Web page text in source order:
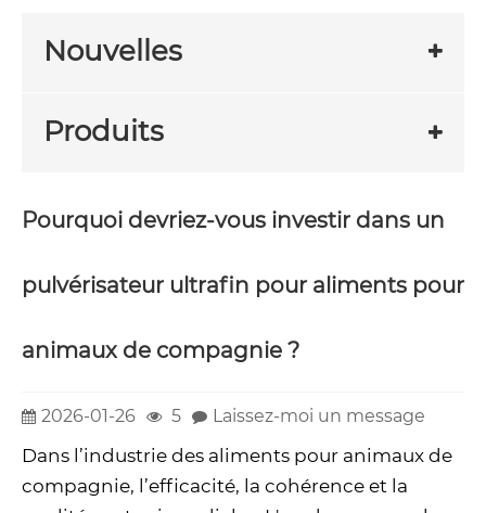
Nouvelles
Produits
Pourquoi devriez-vous investir dans un
pulvérisateur ultrafin pour aliments pour
animaux de compagnie ?
2026-01-26 5 Laissez-moi un message
Dans l’industrie des aliments pour animaux de
compagnie, l’efficacité, la cohérence et la